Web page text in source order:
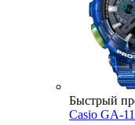
Быстрый
Casio GA-